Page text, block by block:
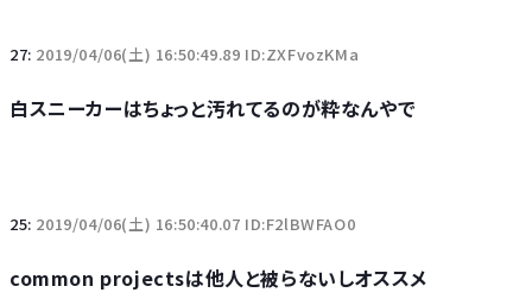
27: 2019/04/06(土) 16:50:49.89 ID:ZXFvozKMa
白スニーカーはちょっと汚れてるのが粋なんやで
25: 2019/04/06(土) 16:50:40.07 ID:F2lBWFAO0
common projectsは他人と被らないしオススメ